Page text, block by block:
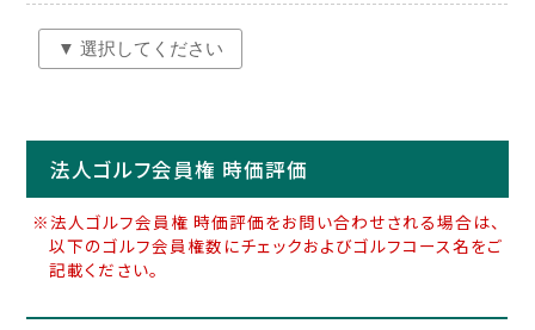
法人ゴルフ会員権 時価評価
※法人ゴルフ会員権 時価評価をお問い合わせされる場合は、
以下のゴルフ会員権数にチェックおよびゴルフコース名をご
記載ください。